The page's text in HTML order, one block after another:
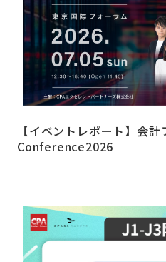
【イベントレポート】会
Conference2026